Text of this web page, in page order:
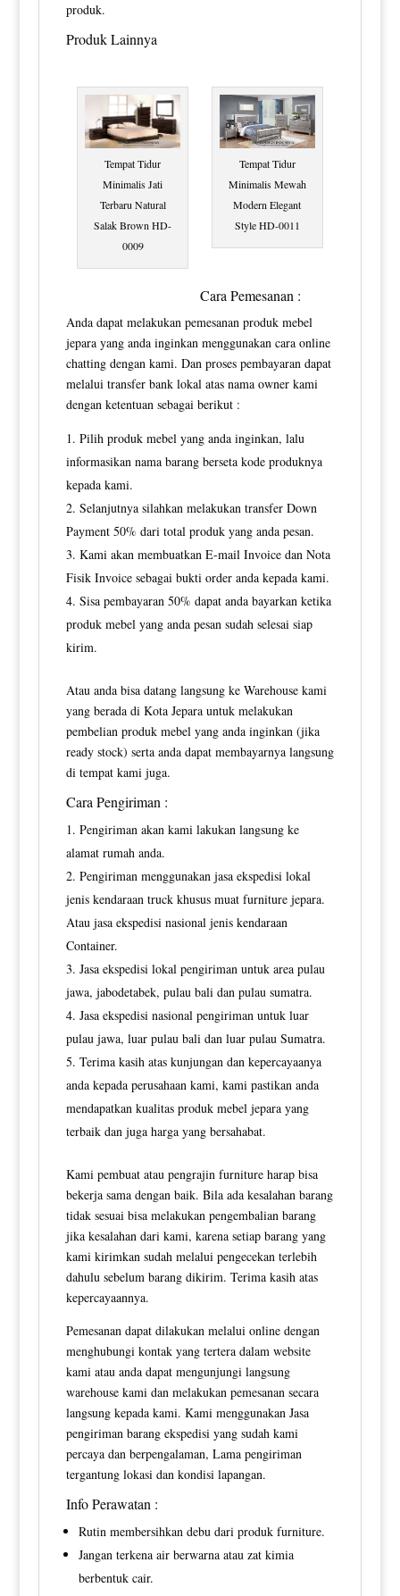
produk.
Produk Lainnya
Tempat Tidur
Minimalis Jati
Terbaru Natural
Salak Brown HD-
0009
Tempat Tidur
Minimalis Mewah
Modern Elegant
Style HD-0011
Cara Pemesanan :
Anda dapat melakukan pemesanan produk mebel
jepara yang anda inginkan menggunakan cara online
chatting dengan kami. Dan proses pembayaran dapat
melalui transfer bank lokal atas nama owner kami
dengan ketentuan sebagai berikut :
Pilih produk mebel yang anda inginkan, lalu
informasikan nama barang berseta kode produknya
kepada kami.
Selanjutnya silahkan melakukan transfer Down
Payment 50% dari total produk yang anda pesan.
Kami akan membuatkan E-mail Invoice dan Nota
Fisik Invoice sebagai bukti order anda kepada kami.
Sisa pembayaran 50% dapat anda bayarkan ketika
produk mebel yang anda pesan sudah selesai siap
kirim.
Atau anda bisa datang langsung ke Warehouse kami
yang berada di Kota Jepara untuk melakukan
pembelian produk mebel yang anda inginkan (jika
ready stock) serta anda dapat membayarnya langsung
di tempat kami juga.
Cara Pengiriman :
Pengiriman akan kami lakukan langsung ke
alamat rumah anda.
Pengiriman menggunakan jasa ekspedisi lokal
jenis kendaraan truck khusus muat furniture jepara.
Atau jasa ekspedisi nasional jenis kendaraan
Container.
Jasa ekspedisi lokal pengiriman untuk area pulau
jawa, jabodetabek, pulau bali dan pulau sumatra.
Jasa ekspedisi nasional pengiriman untuk luar
pulau jawa, luar pulau bali dan luar pulau Sumatra.
Terima kasih atas kunjungan dan kepercayaanya
anda kepada perusahaan kami, kami pastikan anda
mendapatkan kualitas produk mebel jepara yang
terbaik dan juga harga yang bersahabat.
Kami pembuat atau pengrajin furniture harap bisa
bekerja sama dengan baik. Bila ada kesalahan barang
tidak sesuai bisa melakukan pengembalian barang
jika kesalahan dari kami, karena setiap barang yang
kami kirimkan sudah melalui pengecekan terlebih
dahulu sebelum barang dikirim. Terima kasih atas
kepercayaannya.
Pemesanan dapat dilakukan melalui online dengan
menghubungi kontak yang tertera dalam website
kami atau anda dapat mengunjungi langsung
warehouse kami dan melakukan pemesanan secara
langsung kepada kami. Kami menggunakan Jasa
pengiriman barang ekspedisi yang sudah kami
percaya dan berpengalaman, Lama pengiriman
tergantung lokasi dan kondisi lapangan.
Info Perawatan :
Rutin membersihkan debu dari produk furniture.
Jangan terkena air berwarna atau zat kimia
berbentuk cair.